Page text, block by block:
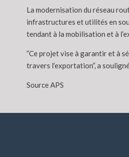
La modernisation du réseau
infrastructures et utilités en
tendant à la mobilisation et à
”Ce projet vise à garantir et à
travers l’exportation”, a
Source APS